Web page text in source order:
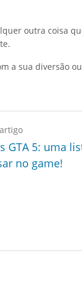
outra coisa
a sua diversão
GTA 5: uma
no game!